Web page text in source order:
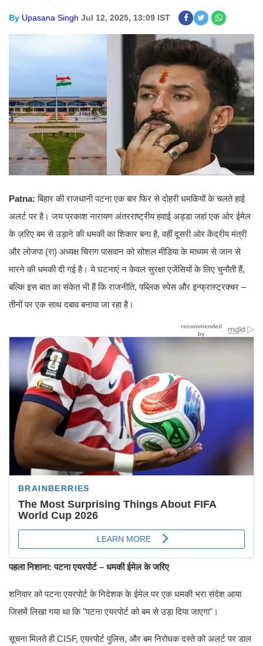
By Upasana Singh Jul 12, 2025, 13:09 IST
Patna:बिहार की राजधानी पटना एक बार फिर से दोहरी धमकियों के चलते हाई
अलर्ट पर है। जय प्रकाश नारायण अंतरराष्ट्रीय हवाई अड्डा जहां एक ओर ईमेल
के ज़रिए बम से उड़ाने की धमकी का शिकार बना है, वहीं दूसरी ओर केंद्रीय मंत्री
और लोजपा (रा) अध्यक्ष चिराग पासवान को सोशल मीडिया के माध्यम से जान से
मारने की धमकी दी गई है। ये घटनाएं न केवल सुरक्षा एजेंसियों के लिए चुनौती हैं,
बल्कि इस बात का संकेत भी हैं कि राजनीति, पब्लिक स्पेस और इन्फ्रास्ट्रक्चर –
तीनों पर एक साथ दबाव बनाया जा रहा है।
पहला निशाना: पटना एयरपोर्ट – धमकी ईमेल के जरिए
शनिवार को पटना एयरपोर्ट के निदेशक के ईमेल पर एक धमकी भरा संदेश आया
जिसमें लिखा गया था कि "पटना एयरपोर्ट को बम से उड़ा दिया जाएगा"।
सूचना मिलते ही CISF, एयरपोर्ट पुलिस, और बम निरोधक दस्ते को अलर्ट पर डाल